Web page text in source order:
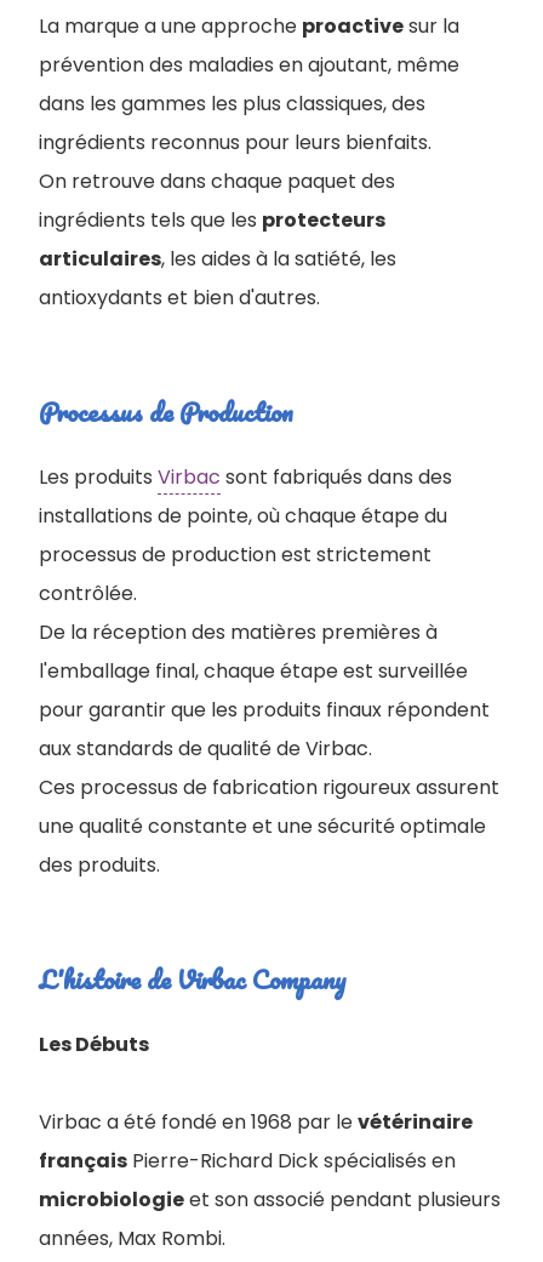
La marque a une approche proactivesur la
prévention des maladies en ajoutant, même
dans les gammes les plus classiques, des
ingrédients reconnus pour leurs bienfaits.
On retrouve dans chaque paquet des
ingrédients tels que les protecteurs
articulaires, les aides à la satiété, les
antioxydants et bien d'autres.
Processus de Production
Les produits Virbac sont fabriqués dans des
installations de pointe, où chaque étape du
processus de production est strictement
contrôlée.
De la réception des matières premières à
l'emballage final, chaque étape est surveillée
pour garantir que les produits finaux répondent
aux standards de qualité de Virbac.
Ces processus de fabrication rigoureux assurent
une qualité constante et une sécurité optimale
des produits.
L'histoire de Virbac Company
Les Débuts
Virbac a été fondé en 1968 par levétérinaire
français Pierre-Richard Dick spécialisés en
microbiologieet son associé pendant plusieurs
années, Max Rombi.